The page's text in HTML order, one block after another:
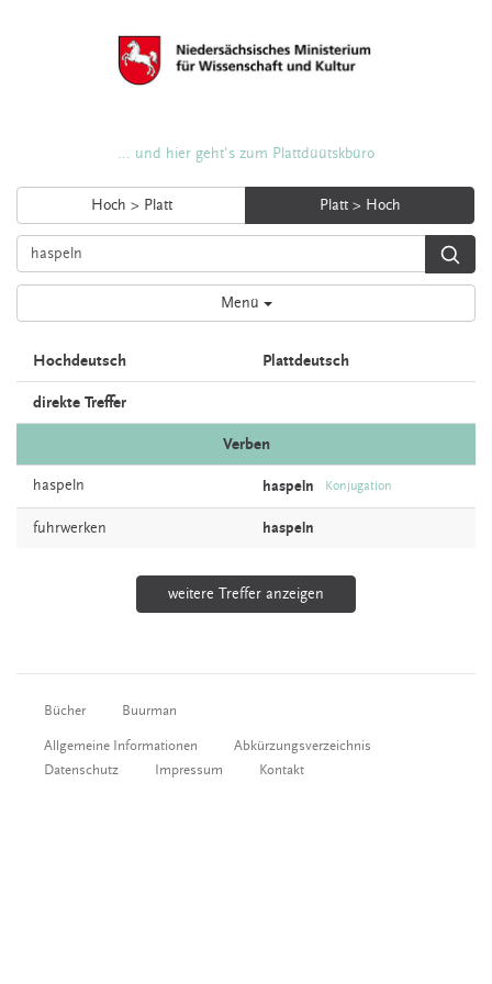
... und hier geht's zum Plattdüütskbüro
Hoch > Platt Platt > Hoch
Menü
Hochdeutsch Plattdeutsch
direkte Treffer
Verben
haspeln haspeln Konjugation
fuhrwerken haspeln
weitere Treffer anzeigen
Bücher Buurman
Allgemeine Informationen
Abkürzungsverzeichnis
Datenschutz
Impressum Kontakt